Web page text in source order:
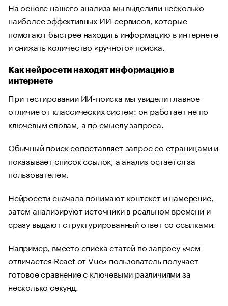
На основе нашего анализа мы выделили несколько
наиболее эффективных ИИ-сервисов, которые
помогают быстрее находить информацию в интернете
и снижать количество «ручного» поиска.
Как нейросети находят информацию в
интернете
При тестировании ИИ-поиска мы увидели главное
отличие от классических систем: он работает не по
ключевым словам, а по смыслу запроса.
Обычный поиск сопоставляет запрос со страницами и
показывает список ссылок, а анализ остается за
пользователем.
Нейросети сначала понимают контекст и намерение,
затем анализируют источники в реальном времени и
сразу выдают структурированный ответ со ссылками.
Например, вместо списка статей по запросу «чем
отличается React от Vue» пользователь получает
готовое сравнение с ключевыми различиями за
несколько секунд.